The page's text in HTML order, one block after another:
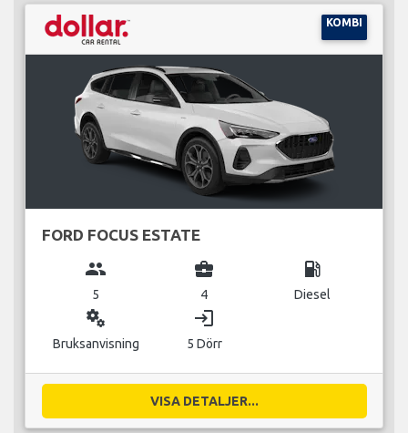
KOMBI
FORD FOCUS ESTATE
group
5
business_center
4
local_gas_station
Diesel
miscellaneous_services
Bruksanvisning
login
5 Dörr
VISA DETALJER...